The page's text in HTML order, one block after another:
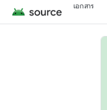
เอกสาร